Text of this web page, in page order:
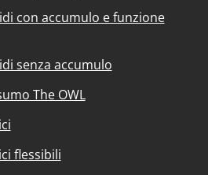
con accumulo e funzione
senza accumulo
The OWL
flessibili